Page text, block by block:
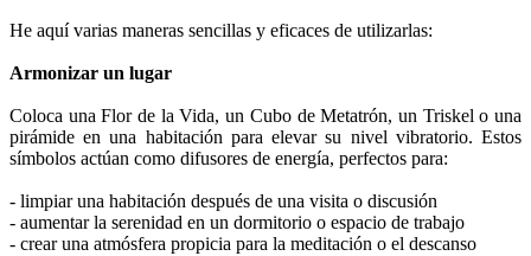
He aquí varias maneras sencillas y eficaces de utilizarlas:
Armonizar un lugar
Coloca una Flor de la Vida, un Cubo de Metatrón, un Triskel o una
pirámide en una habitación para elevar su nivel vibratorio. Estos
símbolos actúan como difusores de energía, perfectos para:
- limpiar una habitación después de una visita o discusión
- aumentar la serenidad en un dormitorio o espacio de trabajo
- crear una atmósfera propicia para la meditación o el descanso